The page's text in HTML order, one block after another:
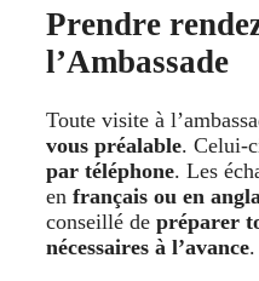
Prendre
l’Ambassade
Toute visite à
vous préalable. Celui-
par téléphone. Les
en français ou en
conseillé de préparer
nécessaires à l’avance.